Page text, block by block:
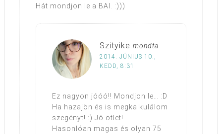
Hát mondjon le a BAI. :)))
Szityike mondta
2014. JÚNIUS 10.,
KEDD, 8:31
Ez nagyon jóóó!! Mondjon le… :D
Ha hazajön és is megkalkulálom
szegényt! :) Jó ötlet!
Hasonlóan magas és olyan 75